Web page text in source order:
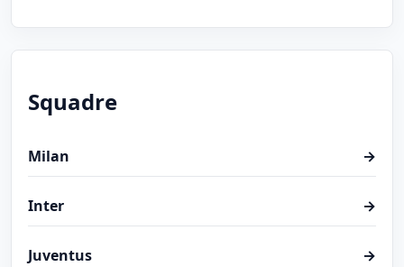
Squadre
Milan →
Inter →
Juventus →